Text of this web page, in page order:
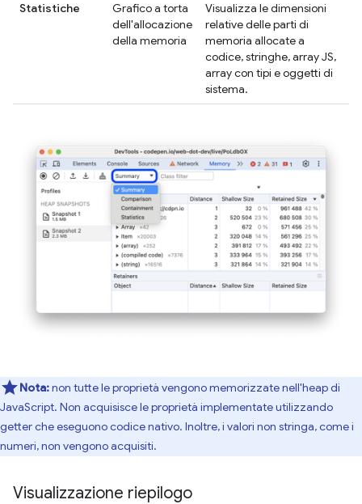
Statistiche
Grafico a torta
dell'allocazione
della memoria
Visualizza le dimensioni
relative delle parti di
memoria allocate a
codice, stringhe, array JS,
array con tipi e oggetti di
sistema.
Nota:non tutte le proprietà vengono memorizzate nell'heap di
JavaScript. Non acquisisce le proprietà implementate utilizzando
getter che eseguono codice nativo. Inoltre, i valori non stringa, come i
numeri, non vengono acquisiti.
Visualizzazione riepilogo